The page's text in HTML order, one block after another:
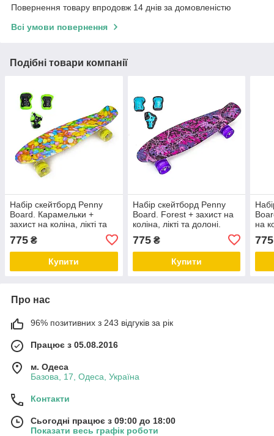
Повернення товару впродовж 14 днів за домовленістю
Всі умови повернення
Подібні товари компанії
Набір скейтборд Penny
Board. Карамельки +
захист на коліна, лікті та
долоні. Колеса світяться
під час катання!
775 ₴
Купити
Набір скейтборд Penny
Board. Forest + захист на
коліна, лікті та долоні.
Колеса світяться під час
катання!
775₴
Купити
на
775
Про нас
96% позитивних з 243 відгуків за рік
Працює з 05.08.2016
м. Одеса
Базова, 17, Одеса, Україна
Контакти
Сьогодні працює з 09:00 до 18:00
Показати весь графік роботи